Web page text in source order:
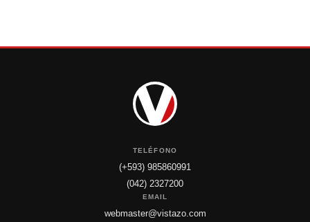
TELÉFONO
(+593) 985860991
(042) 2327200
EMAIL
webmaster@vistazo.com